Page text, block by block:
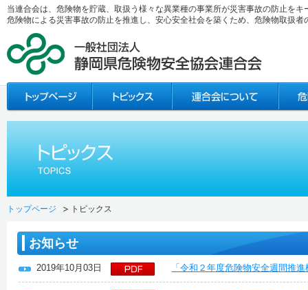
当連合会は、危険物を貯蔵、取扱う様々な異業種の事業所が災害事故の防止を
危険物による災害事故の防止を推進し、安心安全社会を築くため、危険物取扱
トップページ トピックス
お知らせ
2019年10月03日 「令和２年度危険物安全週間推